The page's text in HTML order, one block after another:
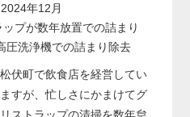
年12月
プが数年放置での詰まり
圧洗浄機での詰まり除去
松伏町で飲食店を経営してい
ますが、忙しさにかまけてグ
リストラップの清掃を数年怠